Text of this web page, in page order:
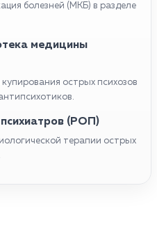
болезней (МКБ) в разделе
медицины
острых психозов
(РОП)
терапии острых